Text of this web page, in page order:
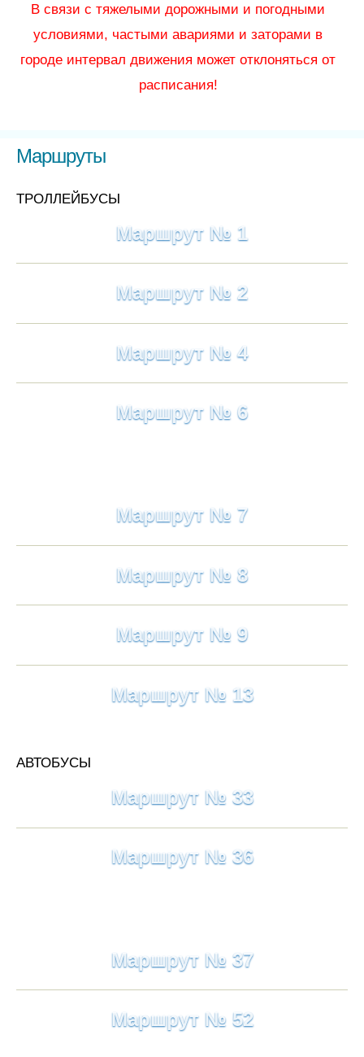
В связи с тяжелыми дорожными и погодными
условиями, частыми авариями и заторами в
городе интервал движения может отклоняться от
расписания!
Маршруты
ТРОЛЛЕЙБУСЫ
Маршрут № 1
Маршрут № 2
Маршрут № 4
Маршрут № 6
Маршрут № 7
Маршрут № 8
Маршрут № 9
Маршрут № 13
АВТОБУСЫ
Маршрут № 33
Маршрут № 36
Маршрут № 37
Маршрут № 52